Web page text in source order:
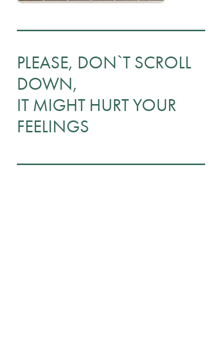
PLEASE, DON`T SCROLL
DOWN,
IT MIGHT HURT YOUR
FEELINGS